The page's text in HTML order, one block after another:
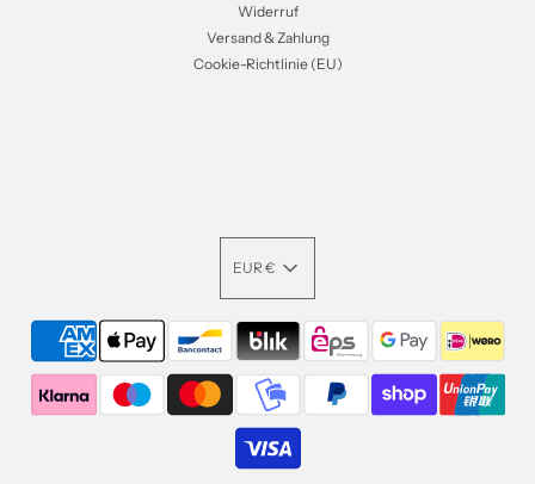
Widerruf
Versand & Zahlung
Cookie-Richtlinie (EU)
EUR €